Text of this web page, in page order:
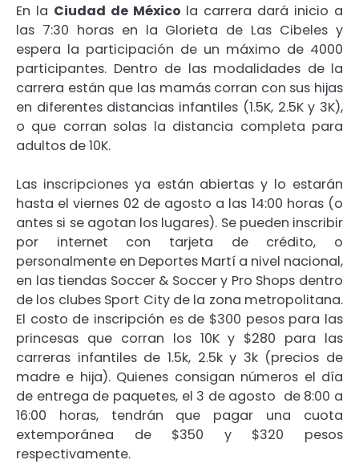
En la Ciudad de México la carrera dará inicio a
las 7:30 horas en la Glorieta de Las Cibeles y
espera la participación de un máximo de 4000
participantes. Dentro de las modalidades de la
carrera están que las mamás corran con sus hijas
en diferentes distancias infantiles (1.5K, 2.5K y 3K),
o que corran solas la distancia completa para
adultos de 10K.
Las inscripciones ya están abiertas y lo estarán
hasta el viernes 02 de agosto a las 14:00 horas (o
antes si se agotan los lugares). Se pueden inscribir
por internet con tarjeta de crédito, o
personalmente en Deportes Martí a nivel nacional,
en las tiendas Soccer & Soccer y Pro Shops dentro
de los clubes Sport City de la zona metropolitana.
El costo de inscripción es de $300 pesos para las
princesas que corran los 10K y $280 para las
carreras infantiles de 1.5k, 2.5k y 3k (precios de
madre e hija). Quienes consigan números el día
de entrega de paquetes, el 3 de agosto de 8:00 a
16:00 horas, tendrán que pagar una cuota
extemporánea de $350 y $320 pesos
respectivamente.